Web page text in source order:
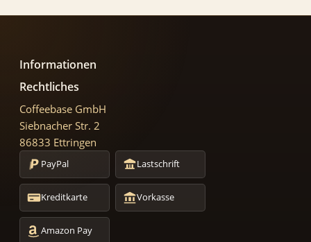
Informationen
Rechtliches
Coffeebase GmbH
Siebnacher Str. 2
86833 Ettringen
PayPal Lastschrift
Kreditkarte Vorkasse
Amazon Pay